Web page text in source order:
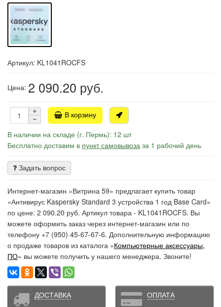
Артикул: KL1041ROCFS
Цена: 2 090.20 руб.
В корзину
В наличии на складе (г. Пермь): 12 шт
Бесплатно доставим в пункт самовывоза за 1 рабочий день
Задать вопрос
Интернет-магазин «Витрина 59» предлагает купить товар
«Антивирус Kaspersky Standard 3 устройства 1 год Base Card»
по цене: 2 090.20 руб. Артикул товара - KL1041ROCFS. Вы
можете оформить заказ через интернет-магазин или по
телефону +7 (950) 45-67-67-6. Дополнительную информацию
о продаже товаров из каталога «Компьютерные аксессуары,
ПО» вы можете получить у нашего менеджера. Звоните!
ДОСТАВКА
ОПЛАТА